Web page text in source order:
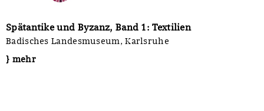
Spätantike und Byzanz, Band 1: Textilien
Badisches Landesmuseum, Karlsruhe
} mehr